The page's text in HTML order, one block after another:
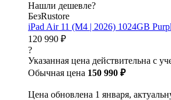
Нашли дешевле?
БезRustore
iPad Air 11 (M4 | 2026) 1024GB
120 990 ₽
?
Указанная цена действительна с
Обычная цена 150 990 ₽
Цена обновлена 1 января,